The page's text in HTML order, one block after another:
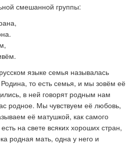
смешанной группы:
языке семья называлась
то есть семья, и мы зовём её
в ней говорят родным нам
родное. Мы чувствуем её любовь,
её матушкой, как самого
на свете всяких хороших стран,
родная мать, одна у него и